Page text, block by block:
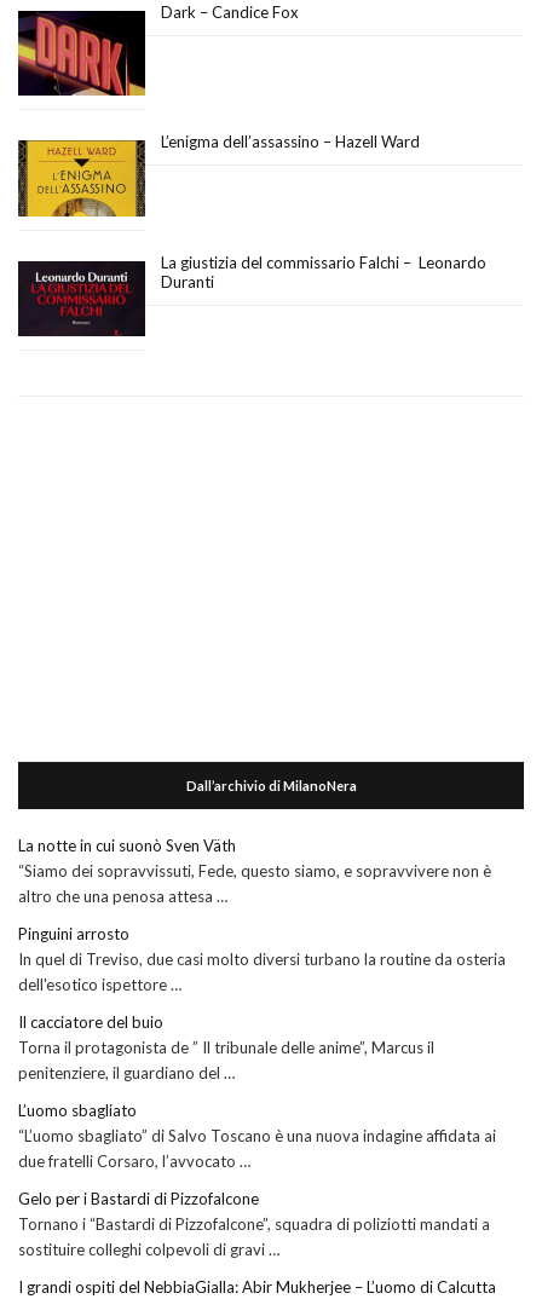
Dark – Candice Fox
L’enigma dell’assassino – Hazell Ward
La giustizia del commissario Falchi – Leonardo
Duranti
Dall’archivio di MilanoNera
La notte in cui suonò Sven Väth
“Siamo dei sopravvissuti, Fede, questo siamo, e sopravvivere non è
altro che una penosa attesa …
Pinguini arrosto
In quel di Treviso, due casi molto diversi turbano la routine da osteria
dell'esotico ispettore …
Il cacciatore del buio
Torna il protagonista de ” Il tribunale delle anime”, Marcus il
penitenziere, il guardiano del …
L’uomo sbagliato
“L’uomo sbagliato” di Salvo Toscano è una nuova indagine affidata ai
due fratelli Corsaro, l’avvocato …
Gelo per i Bastardi di Pizzofalcone
Tornano i “Bastardi di Pizzofalcone”, squadra di poliziotti mandati a
sostituire colleghi colpevoli di gravi …
I grandi ospiti del NebbiaGialla: Abir Mukherjee – L’uomo di Calcutta